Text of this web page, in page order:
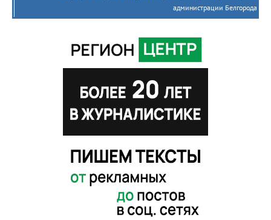
администрации Белгорода